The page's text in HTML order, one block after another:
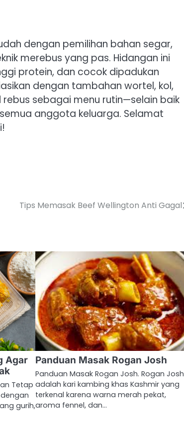
dengan pemilihan bahan segar,
merebus yang pas. Hidangan ini
protein, dan cocok dipadukan
dengan tambahan wortel, kol,
sebagai menu rutin—selain baik
anggota keluarga. Selamat
Tips Memasak Beef Wellington Anti Gagal
Agar
Tetap
dengan
gurih,
Panduan Masak Rogan Josh
Panduan Masak Rogan Josh. Rogan Josh
adalah kari kambing khas Kashmir yang
terkenal karena warna merah pekat,
aroma fennel, dan…